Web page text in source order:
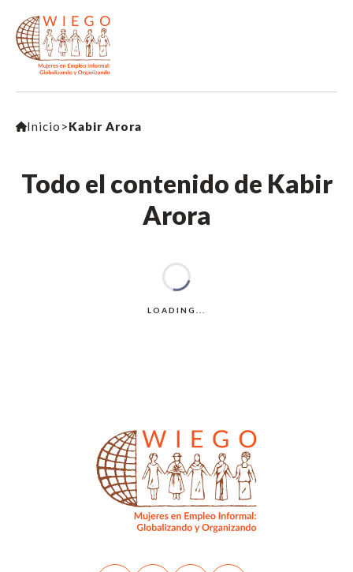
Inicio >Kabir Arora
Todo el contenido de Kabir
Arora